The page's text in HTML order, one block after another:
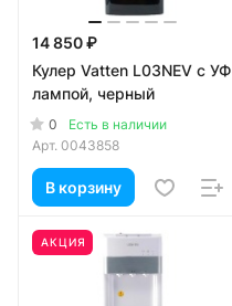
14 850 ₽
Кулер Vatten L03NEV c УФ
лампой, черный
0
Есть в наличии
Арт. 0043858
В корзину
АКЦИЯ